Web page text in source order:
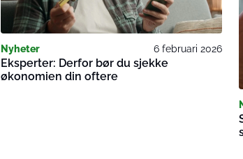
Nyheter 6 februari 2026
Eksperter: Derfor bør du sjekke
økonomien din oftere